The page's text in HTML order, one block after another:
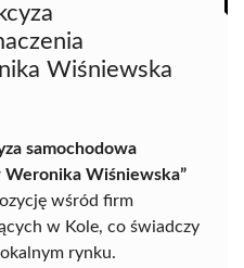
Wiśniewska
samochodowa
Weronika Wiśniewska”
wśród firm
w Kole, co świadczy
rynku.